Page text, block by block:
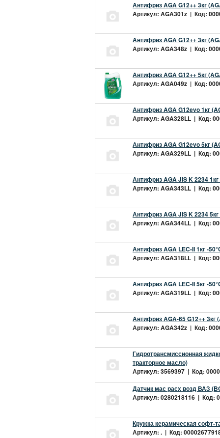
Антифриз AGA G12++ 3кг
Артикул: AGA301z | Код:
Антифриз AGA G12++ 3кг
Артикул: AGA348z | Код:
Антифриз AGA G12++ 5кг
Артикул: AGA049z | Код:
Антифриз AGA G12evo 1кг
Артикул: AGA328LL | Код:
Антифриз AGA G12evo 5кг
Артикул: AGA329LL | Код:
Антифриз AGA JIS K 2234
Артикул: AGA343LL | Код:
Антифриз AGA JIS K 2234
Артикул: AGA344LL | Код:
Антифриз AGA LEC-II 1кг -
Артикул: AGA318LL | Код:
Антифриз AGA LEC-II 5кг -
Артикул: AGA319LL | Код:
Антифриз AGA-65 G12++ 3кг
Артикул: AGA342z | Код:
Гидротрансмиссионная
тракторное масло)
Артикул: 3569397 | Код:
Датчик мас расх возд ВАЗ
Артикул: 0280218116 | Код:
Кружка керамическая софт-
Артикул: . | Код: